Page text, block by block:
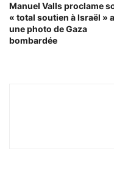
Manuel Valls proclame
« total soutien à Israël »
une photo de Gaza
bombardée